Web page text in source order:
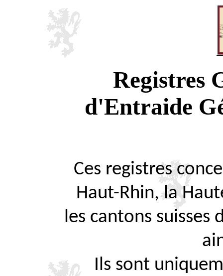
Registres
d'Entraide
Ces registres
Haut-Rhin, la
les cantons suisses
Ils sont